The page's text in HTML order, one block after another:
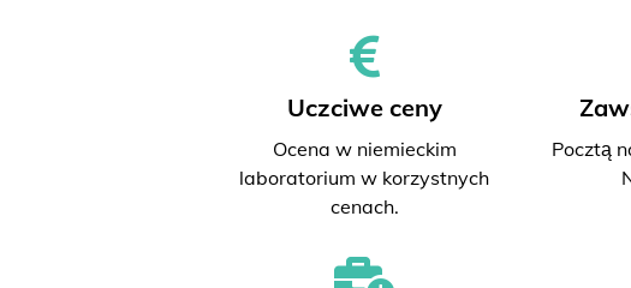
Uczciwe ceny
Ocena w niemieckim
laboratorium w korzystnych
cenach.
Pocztą